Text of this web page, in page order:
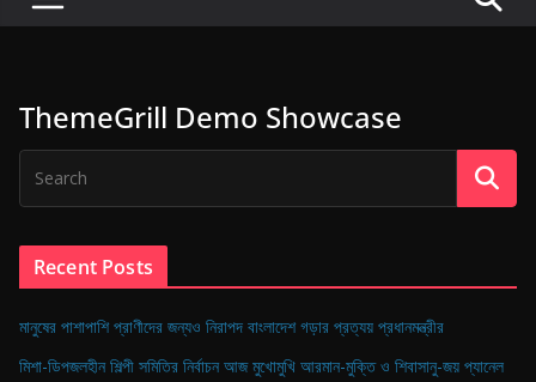
s
e
f
D
i
g
ThemeGrill Demo Showcase
Recent Posts
মানুষের পাশাপাশি প্রাণীদের জন্যও নিরাপদ বাংলাদেশ গড়ার প্রত্যয় প্রধানমন্ত্রীর
মিশা-ডিপজলহীন শিল্পী সমিতির নির্বাচন আজ মুখোমুখি আরমান-মুক্তি ও শিবাসানু-জয় প্যানেল